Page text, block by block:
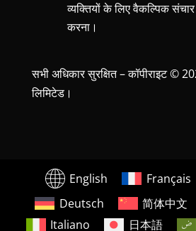
व्यक्तियों के लिए वैकल्पिक संचार
करना।
सभी अधिकार सुरक्षित – कॉपीराइट ©
लिमिटेड।
English Français
Deutsch
简体中文
Italiano
日本語